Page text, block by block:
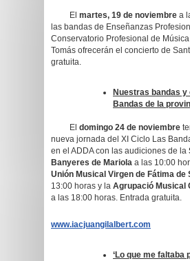
El martes, 19 de noviembre a
las bandas de Enseñanzas
Conservatorio Profesional de
Tomás ofrecerán el concierto de
gratuita.
Nuestras bandas
Bandas de la
El domingo 24 de noviembre
nueva jornada del XI Ciclo Las
en el ADDA con las audiciones de la
Banyeres de Mariola a las 10:00
Unión Musical Virgen de Fátima de
13:00 horas y la Agrupació Musical
a las 18:00 horas. Entrada gratuita.
www.iacjuangilalbert.com
‘Lo que me faltaba